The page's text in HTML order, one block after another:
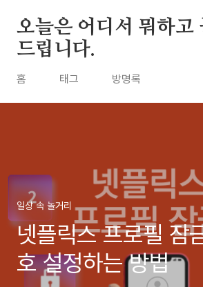
오늘은 어디서 뭐하고
드립니다.
홈 태그 방명록
일상 속 놀거리
넷플릭스 프로필 잠
호 설정하는 방법